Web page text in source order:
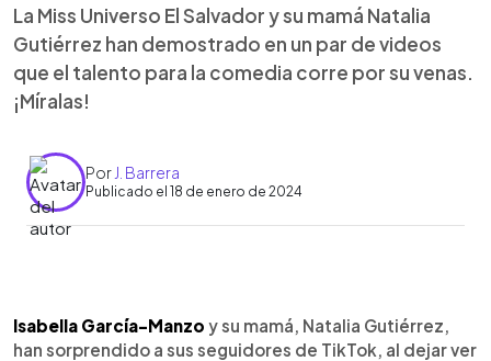
La Miss Universo El Salvador y su mamá Natalia
Gutiérrez han demostrado en un par de videos
que el talento para la comedia corre por su venas.
¡Míralas!
Por J. Barrera
Publicado el 18 de enero de 2024
► Escuchar artículo
Isabella García-Manzo y su mamá, Natalia Gutiérrez,
han sorprendido a sus seguidores de TikTok, al dejar ver